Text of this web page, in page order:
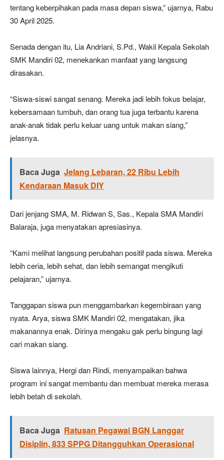
tentang keberpihakan pada masa depan siswa,” ujarnya, Rabu
30 April 2025.
Senada dengan itu, Lia Andriani, S.Pd., Wakil Kepala Sekolah
SMK Mandiri 02, menekankan manfaat yang langsung
dirasakan.
“Siswa-siswi sangat senang. Mereka jadi lebih fokus belajar,
kebersamaan tumbuh, dan orang tua juga terbantu karena
anak-anak tidak perlu keluar uang untuk makan siang,”
jelasnya.
Baca Juga Jelang Lebaran, 22 Ribu Lebih
Kendaraan Masuk DIY
Dari jenjang SMA, M. Ridwan S, Sas., Kepala SMA Mandiri
Balaraja, juga menyatakan apresiasinya.
“Kami melihat langsung perubahan positif pada siswa. Mereka
lebih ceria, lebih sehat, dan lebih semangat mengikuti
pelajaran,” ujarnya.
Tanggapan siswa pun menggambarkan kegembiraan yang
nyata. Arya, siswa SMK Mandiri 02, mengatakan, jika
makanannya enak. Dirinya mengaku gak perlu bingung lagi
cari makan siang.
Siswa lainnya, Hergi dan Rindi, menyampaikan bahwa
program ini sangat membantu dan membuat mereka merasa
lebih betah di sekolah.
Baca Juga Ratusan Pegawai BGN Langgar
Disiplin, 833 SPPG Ditangguhkan Operasional